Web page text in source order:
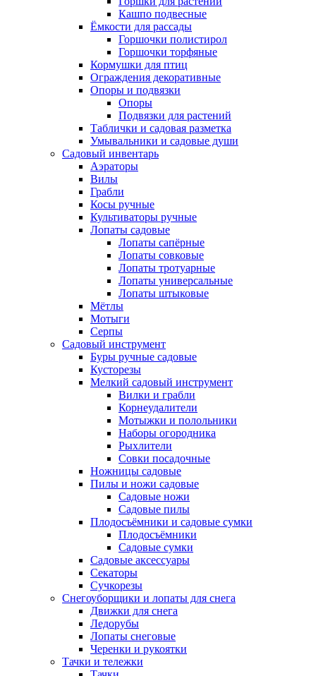
Кашпо подвесные
Ёмкости для рассады
Горшочки полистирол
Горшочки торфяные
Кормушки для птиц
Ограждения декоративные
Опоры и подвязки
Опоры
Подвязки для растений
Таблички и садовая разметка
Умывальники и садовые души
Садовый инвентарь
Аэраторы
Вилы
Грабли
Косы ручные
Культиваторы ручные
Лопаты садовые
Лопаты сапёрные
Лопаты совковые
Лопаты тротуарные
Лопаты универсальные
Лопаты штыковые
Мётлы
Мотыги
Серпы
Садовый инструмент
Буры ручные садовые
Кусторезы
Мелкий садовый инструмент
Вилки и грабли
Корнеудалители
Мотыжки и полольники
Наборы огородника
Рыхлители
Совки посадочные
Ножницы садовые
Пилы и ножи садовые
Садовые ножи
Садовые пилы
Плодосъёмники и садовые сумки
Плодосъёмники
Садовые сумки
Садовые аксессуары
Секаторы
Сучкорезы
Снегоуборщики и лопаты для снега
Движки для снега
Ледорубы
Лопаты снеговые
Черенки и рукоятки
Тачки и тележки